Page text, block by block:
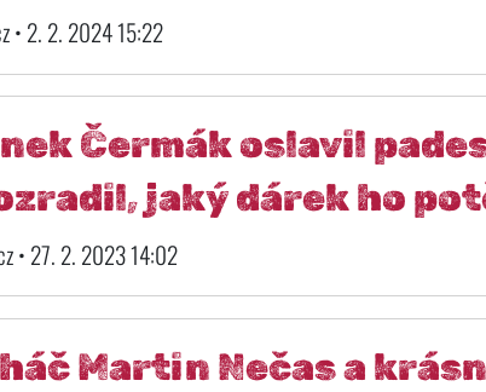
• 2. 2. 2024 15:22
Čermák oslavil
jaký dárek ho
• 27. 2. 2023 14:02
Martin Nečas a